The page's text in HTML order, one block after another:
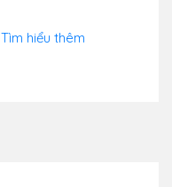
Tìm hiểu thêm